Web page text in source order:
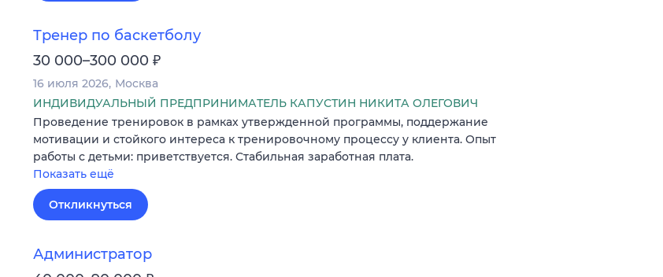
Тренер по баскетболу
30 000–300 000 ₽
16 июля 2026 Москва
ИНДИВИДУАЛЬНЫЙ ПРЕДПРИНИМАТЕЛЬ КАПУСТИН НИКИТА ОЛЕГОВИЧ
Проведение тренировок в рамках утвержденной программы, поддержание
мотивации и стойкого интереса к тренировочному процессу у клиента. Опыт
работы с детьми: приветствуется. Стабильная заработная плата.
Показать ещё
Откликнуться
Администратор